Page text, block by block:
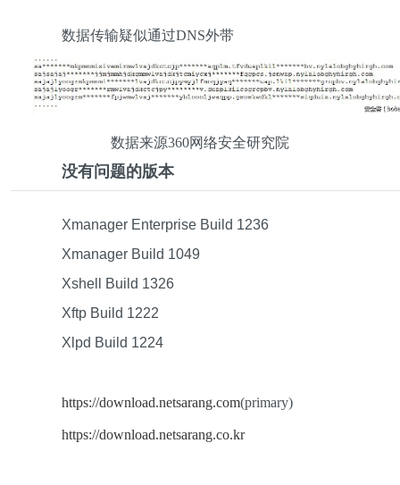
数据传输疑似通过DNS外带
数据来源360网络安全研究院
没有问题的版本
Xmanager Enterprise Build 1236
Xmanager Build 1049
Xshell Build 1326
Xftp Build 1222
Xlpd Build 1224
https://download.netsarang.com(primary)
https://download.netsarang.co.kr